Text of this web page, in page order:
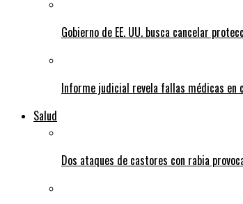
Gobierno de EE. UU. busca cancelar
Informe judicial revela fallas médicas en
Salud
Dos ataques de castores con rabia